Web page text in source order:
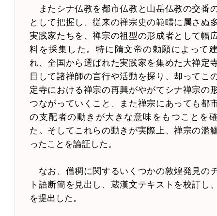
またシナ仏教を都市仏教と山岳仏教の交番
として把握し、従来の禅宗史の範疇に属さぬ
実践家たちを、禅宗の祖型の形成者として幅
料を採集した。特に隋文帝の勅願によって
れ、全国から選ばれた実践家を集めた大禅定
目して諸禅師の言行や活動を探り、却ってこ
定寺における禅宗の再興がやがてシナ禅宗の
つながっていくこと、また禅宗にあっても都
の支配者の動きが大きな意味をもつことを
た。そしてこれらの動きが実際上、禅宗の濫
ったことを論証した。
なお、僧稠に関するいくつかの敦煌発見の
ト語断簡を見出し、蔵漢文テキストを校訂し
を提出した。